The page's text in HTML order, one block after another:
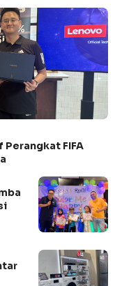
FIFA